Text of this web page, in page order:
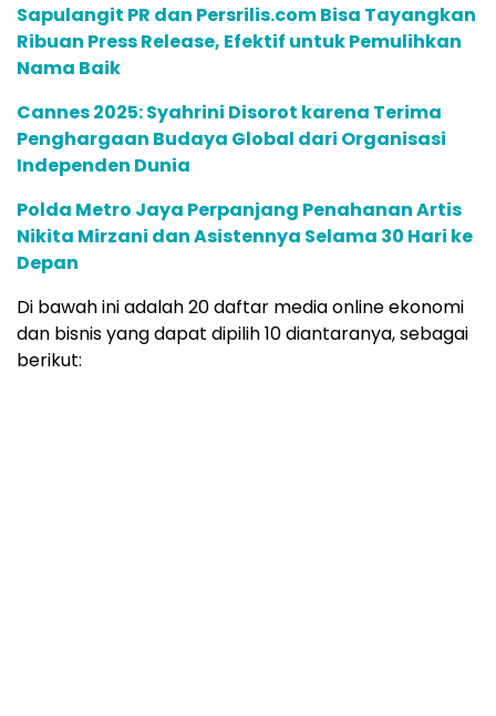
Sapulangit PR dan Persrilis.com Bisa Tayangkan
Ribuan Press Release, Efektif untuk Pemulihkan
Nama Baik
Cannes 2025: Syahrini Disorot karena Terima
Penghargaan Budaya Global dari Organisasi
Independen Dunia
Polda Metro Jaya Perpanjang Penahanan Artis
Nikita Mirzani dan Asistennya Selama 30 Hari ke
Depan
Di bawah ini adalah 20 daftar media online ekonomi
dan bisnis yang dapat dipilih 10 diantaranya, sebagai
berikut: